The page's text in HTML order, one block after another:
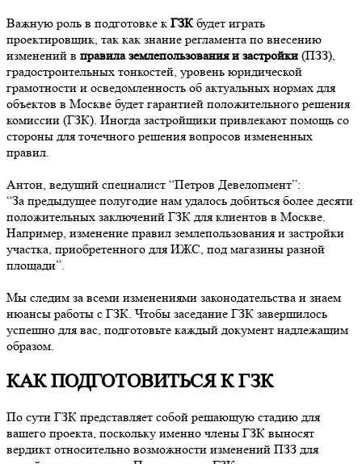
Важную роль в подготовке к ГЗКбудет играть
проектировщик, так как знание регламента по внесению
изменений в правила землепользования и застройки (ПЗЗ),
градостроительных тонкостей, уровень юридической
грамотности и осведомленность об актуальных нормах для
объектов в Москве будет гарантией положительного решения
комиссии (ГЗК). Иногда застройщики привлекают помощь со
стороны для точечного решения вопросов измененных
правил.
Антон, ведущий специалист “Петров Девелопмент”:
“За предыдущее полугодие нам удалось добиться более десяти
положительных заключений ГЗК для клиентов в Москве.
Например, изменение правил землепользования и застройки
участка, приобретенного для ИЖС, под магазины разной
площади”.
Мы следим за всеми изменениями законодательства и знаем
нюансы работы с ГЗК. Чтобы заседание ГЗК завершилось
успешно для вас, подготовьте каждый документ надлежащим
образом.
КАК ПОДГОТОВИТЬСЯ К ГЗК
По сути ГЗК представляет собой решающую стадию для
вашего проекта, поскольку именно члены ГЗК выносят
вердикт относительно возможности изменений ПЗЗ для